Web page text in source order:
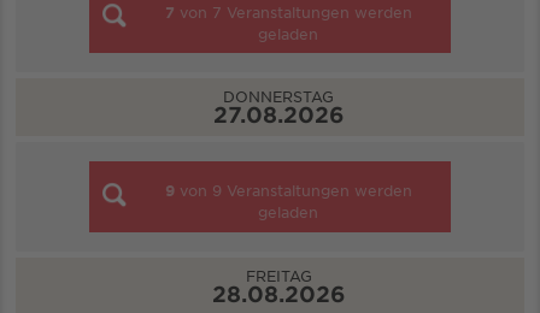
7 von 7 Veranstaltungen werden
geladen
DONNERSTAG
27.08.2026
9 von 9 Veranstaltungen werden
geladen
FREITAG
28.08.2026